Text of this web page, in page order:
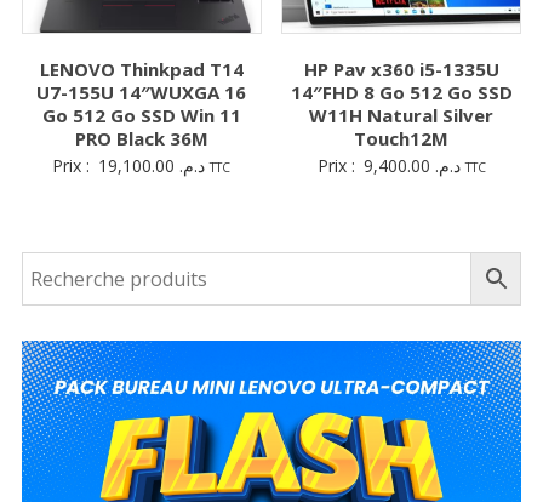
LENOVO Thinkpad T14
U7-155U 14″WUXGA 16
Go 512 Go SSD Win 11
PRO Black 36M
Prix : د.م. TTC
HP Pav x360 i5-1335U
14″FHD 8 Go 512 Go SSD
W11H Natural Silver
Touch12M
Prix : د.م. TTC